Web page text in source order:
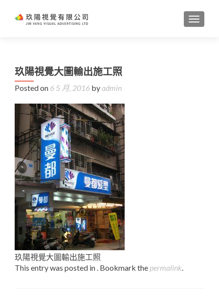
玖陽視覺大圖輸出施工照
Posted on 6 5 月, 2016 byadmin
玖陽視覺大圖輸出施工照
This entry was posted in . Bookmark the permalink.